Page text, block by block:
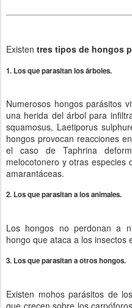
Existen tres tipos de hongos
1. Los que parasitan los árboles.
Numerosos hongos parásitos
una herida del árbol para
squamosus, Laetiporus
hongos provocan reacciones
el caso de Taphrina
melocotonero y otras especies
amarantáceas.
2. Los que parasitan a los animales.
Los hongos no perdonan a
hongo que ataca a los insectos
3. Los que parasitan a otros hongos.
Existen mohos parásitos de
que crecen sobre los